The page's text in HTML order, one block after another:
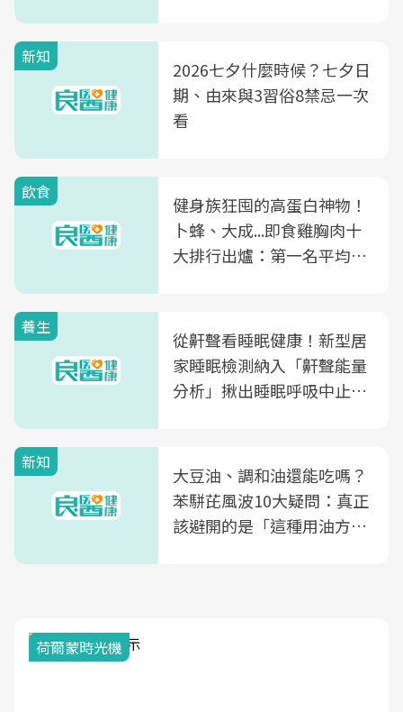
新知
2026七夕什麼時候？七夕日
期、由來與3習俗8禁忌一次
看
飲食
健身族狂囤的高蛋白神物！
卜蜂、大成...即食雞胸肉十
大排行出爐：第一名平均一
養生
從鼾聲看睡眠健康！新型居
家睡眠檢測納入「鼾聲能量
分析」揪出睡眠呼吸中止症
新知
大豆油、調和油還能吃嗎？
苯駢芘風波10大疑問：真正
該避開的是「這種用油方
荷爾蒙時光機